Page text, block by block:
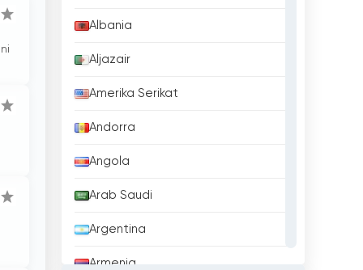
Albania
Aljazair
Amerika Serikat
Andorra
Angola
Arab Saudi
Argentina
Armenia